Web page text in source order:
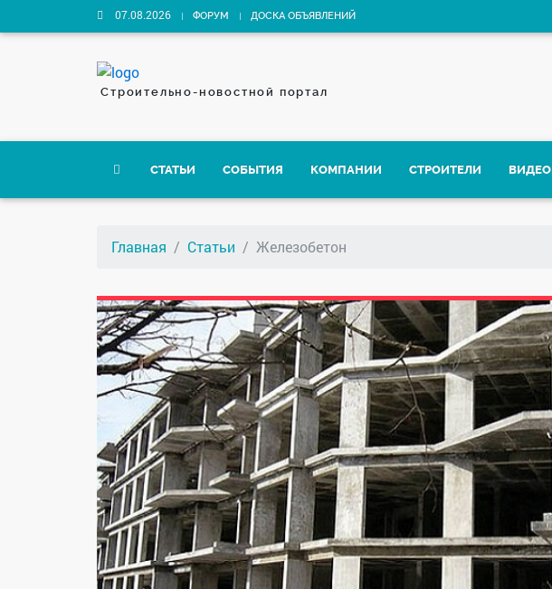
07.08.2026 ФОРУМ ДОСКА ОБЪЯВЛЕНИЙ
Строительно-новостной портал
СТАТЬИ СОБЫТИЯ КОМПАНИИ СТРОИТЕЛИ
Главная Статьи Железобетон